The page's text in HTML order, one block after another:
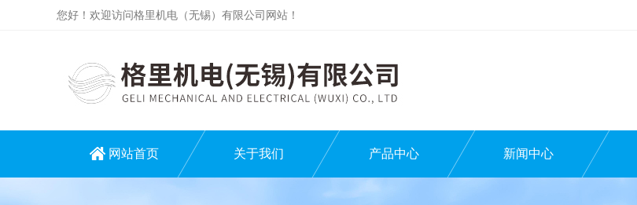
您好！欢迎访问格里机电（无锡）有限公司网站！
网站首页 关于我们 产品中心 新闻中心